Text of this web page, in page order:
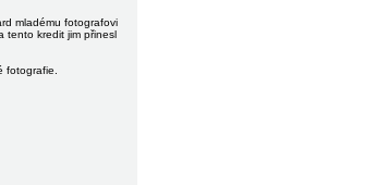
mladému fotografovi
tento kredit jim přinesl
fotografie.